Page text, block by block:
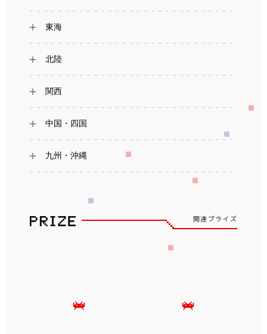
東海
北陸
関西
中国・四国
九州・沖縄
関連プライズ